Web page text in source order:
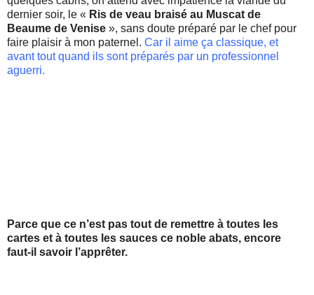
dernier soir, le « Ris de veau braisé au Muscat de
Beaume de Venise », sans doute préparé par le chef pour
faire plaisir à mon paternel. Car il aime ça classique, et
avant tout quand ils sont préparés par un professionnel
aguerri.
Parce que ce n’est pas tout de remettre à toutes les
cartes et à toutes les sauces ce noble abats, encore
faut-il savoir l’apprêter.